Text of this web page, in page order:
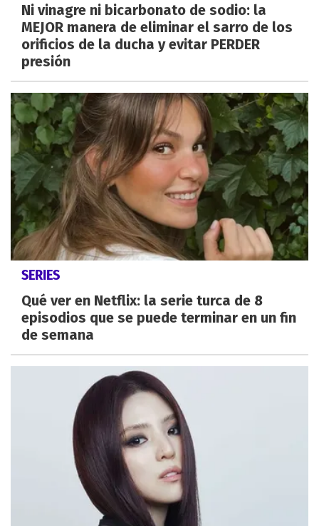
Ni vinagre ni bicarbonato de sodio: la
MEJOR manera de eliminar el sarro de los
orificios de la ducha y evitar PERDER
presión
SERIES
Qué ver en Netflix: la serie turca de 8
episodios que se puede terminar en un fin
de semana